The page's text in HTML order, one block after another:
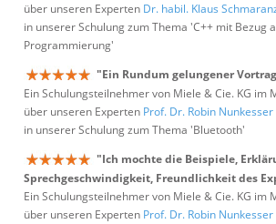
über unseren Experten Dr. habil. Klaus
in unserer Schulung zum Thema 'C++ mit Bezug
Programmierung'
"Ein Rundum gelungener
Ein Schulungsteilnehmer von Miele & Cie. KG im
über unseren Experten Prof. Dr. Robin Nunkesser
in unserer Schulung zum Thema 'Bluetooth'
"Ich mochte die Beispiele,
Sprechgeschwindigkeit, Freundlichkeit des
Ein Schulungsteilnehmer von Miele & Cie. KG im
über unseren Experten Prof. Dr. Robin Nunkesser